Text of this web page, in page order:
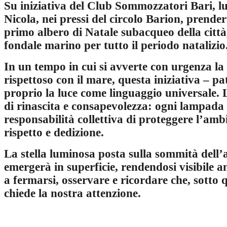
Su iniziativa del Club Sommozzatori Bari,
Nicola, nei pressi del circolo Barion,
primo albero di Natale subacqueo della
fondale marino per tutto il periodo
In un tempo in cui si avverte con urgenza
rispettoso con il mare, questa iniziativa –
proprio la luce come linguaggio universale.
di rinascita e consapevolezza: ogni
responsabilità collettiva di proteggere
rispetto e dedizione.
La stella luminosa posta sulla sommità
emergerà in superficie, rendendosi visibile
a fermarsi, osservare e ricordare che, sotto
chiede la nostra attenzione.